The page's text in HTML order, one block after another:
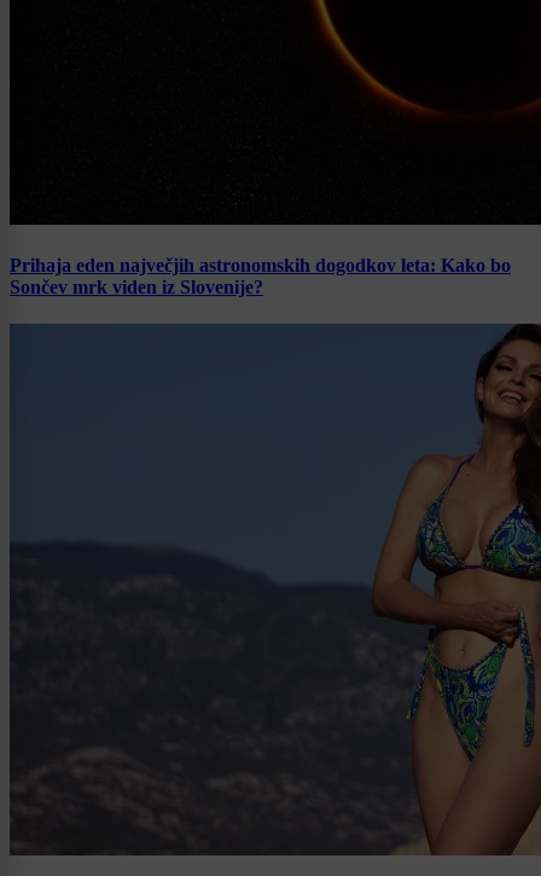
Prihaja eden največjih astronomskih dogodkov leta: Kako bo
Sončev mrk viden iz Slovenije?